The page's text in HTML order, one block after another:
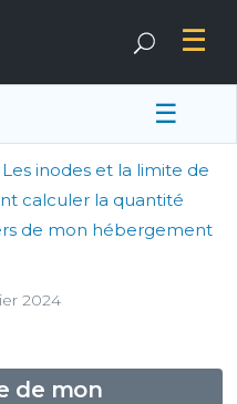
☰
Les inodes et la limite de
calculer la quantité
de mon hébergement
2024
de mon